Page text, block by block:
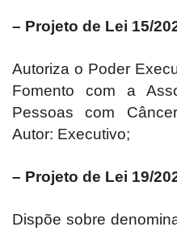
– Projeto de Lei 15/
Autoriza o Poder
Fomento com a
Pessoas com
Autor: Executivo;
– Projeto de Lei 19/
Dispõe sobre